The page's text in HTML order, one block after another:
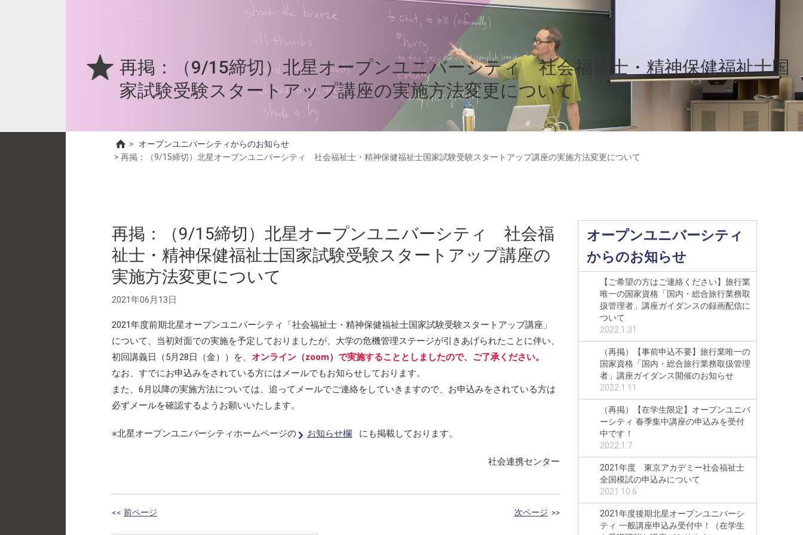
再掲：（9/15締切）北星オープンユニバーシティ 社会福祉士・精神保健福祉士国
家試験受験スタートアップ講座の実施方法変更について
>
オープンユニバーシティからのお知らせ
> 再掲：（9/15締切）北星オープンユニバーシティ 社会福祉士・精神保健福祉士国家試験受験スタートアップ講座の実施方法変更について
再掲：（9/15締切）北星オープンユニバーシティ 社会福
祉士・精神保健福祉士国家試験受験スタートアップ講座の
実施方法変更について
2021年06月13日
2021年度前期北星オープンユニバーシティ「社会福祉士・精神保健福祉士国家試験受験スタートアップ講座」
について、当初対面での実施を予定しておりましたが、大学の危機管理ステージが引きあげられたことに伴い、
初回講義日（5月28日（金））を、 オンライン（zoom）で実施することとしましたので、ご了承ください。
なお、すでにお申込みをされている方にはメールでもお知らせしております。
また、6月以降の実施方法については、追ってメールでご連絡をしていきますので、お申込みをされている方は
必ずメールを確認するようお願いいたします。
※北星オープンユニバーシティホームページの お知らせ欄 にも掲載しております。
社会連携センター
<< 前ページ 次ページ >>
オープンユニバーシティ
からのお知らせ
【ご希望の方はご連絡ください】旅行業
唯一の国家資格「国内・総合旅行業務取
扱管理者」講座ガイダンスの録画配信に
ついて
2022.1.31
（再掲）【事前申込不要】旅行業唯一の
国家資格「国内・総合旅行業務取扱管理
者」講座ガイダンス開催のお知らせ
2022.1.11
（再掲）【在学生限定】オープンユニバ
ーシティ 春季集中講座の申込みを受付
中です！
2022.1.7
2021年度 東京アカデミー社会福祉士
全国模試の申込みについて
2021.10.6
2021年度後期北星オープンユニバーシ
ティ 一般講座申込み受付中！（在学生